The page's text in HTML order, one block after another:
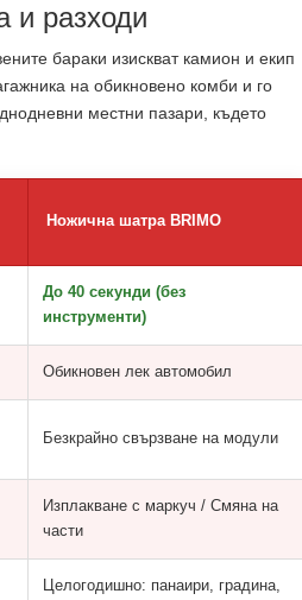
и разходи
бараки изискват камион и екип
на обикновено комби и го
местни пазари, където
Ножична шатра BRIMO
До 40 секунди (без
инструменти)
Обикновен лек автомобил
Безкрайно свързване на модули
Изплакване с маркуч / Смяна на
части
Целогодишно: панаири, градина,